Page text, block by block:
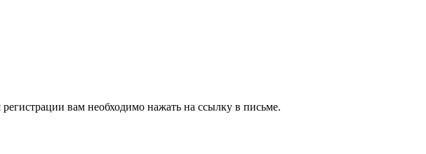
вам необходимо нажать на ссылку в письме.